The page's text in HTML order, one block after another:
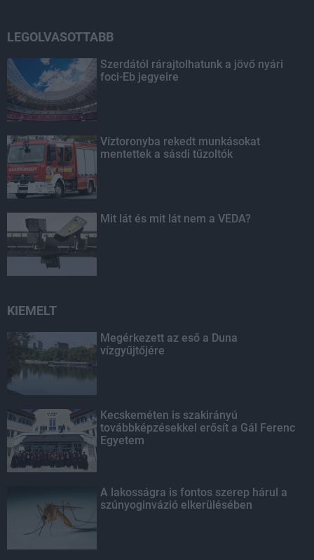
LEGOLVASOTTABB
Szerdától rárajtolhatunk a jövő nyári
foci-Eb jegyeire
Víztoronyba rekedt munkásokat
mentettek a sásdi tűzoltók
Mit lát és mit lát nem a VÉDA?
KIEMELT
Megérkezett az eső a Duna
vízgyűjtőjére
Kecskeméten is szakirányú
továbbképzésekkel erősít a Gál Ferenc
Egyetem
A lakosságra is fontos szerep hárul a
szúnyoginvázió elkerülésében